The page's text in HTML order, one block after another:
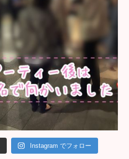
Instagram でフォロー